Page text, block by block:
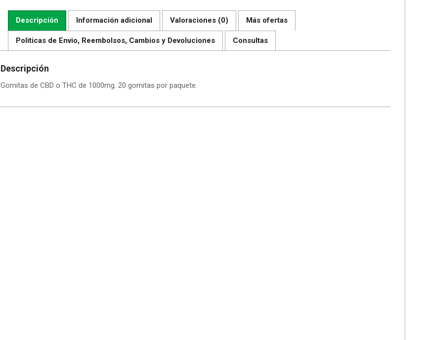
Descripción Información adicional Valoraciones (0) Más ofertas
Politicas de Envio, Reembolsos, Cambios y Devoluciones Consultas
Descripción
Gomitas de CBD o THC de 1000mg. 20 gomitas por paquete.